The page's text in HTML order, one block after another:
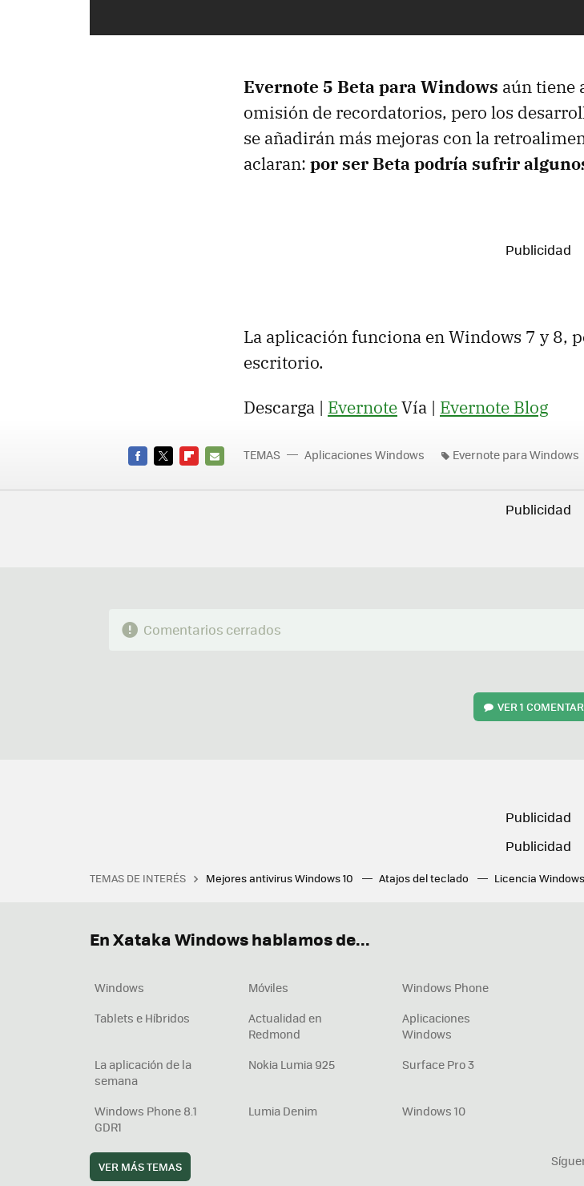
Evernote 5 Beta para Windows aún tiene
omisión de recordatorios, pero los
se añadirán más mejoras con la
aclaran: por ser Beta podría sufrir
La aplicación funciona en Windows 7 y 8,
escritorio.
Descarga | EvernoteVía | Evernote Blog
MAIL
TEMAS Aplicaciones Windows Evernote para Windows
Comentarios cerrados
VER1
TEMAS DE INTERÉS Mejores antivirus Windows 10 Atajos del teclado Licencia
En Xataka Windows hablamos de...
Windows Móviles
Windows Phone
Tablets e Híbridos
Actualidad en
Redmond
Aplicaciones
Windows
La aplicación de la
semana
Nokia Lumia 925 Surface Pro 3
Windows Phone 8.1
GDR1
Lumia Denim Windows 10
VER MÁS TEMAS